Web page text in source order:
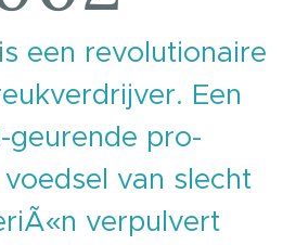
een revolutionaire
Een
pro-
van slecht
verpulvert